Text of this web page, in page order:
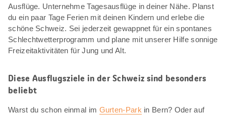
Ausflüge. Unternehme Tagesausflüge in deiner Nähe. Planst
du ein paar Tage Ferien mit deinen Kindern und erlebe die
schöne Schweiz. Sei jederzeit gewappnet für ein spontanes
Schlechtwetterprogramm und plane mit unserer Hilfe sonnige
Freizeitaktivitäten für Jung und Alt.
Diese Ausflugsziele in der Schweiz sind besonders
beliebt
Warst du schon einmal im Gurten-Park in Bern? Oder auf